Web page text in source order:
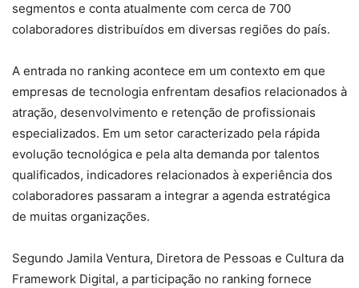
segmentos e conta atualmente com cerca de 700
colaboradores distribuídos em diversas regiões do país.
A entrada no ranking acontece em um contexto em que
empresas de tecnologia enfrentam desafios relacionados à
atração, desenvolvimento e retenção de profissionais
especializados. Em um setor caracterizado pela rápida
evolução tecnológica e pela alta demanda por talentos
qualificados, indicadores relacionados à experiência dos
colaboradores passaram a integrar a agenda estratégica
de muitas organizações.
Segundo Jamila Ventura, Diretora de Pessoas e Cultura da
Framework Digital, a participação no ranking fornece